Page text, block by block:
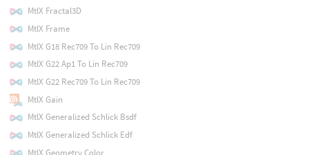
MtlX Fractal3D
MtlX Frame
MtlX G18 Rec709 To Lin Rec709
MtlX G22 Ap1 To Lin Rec709
MtlX G22 Rec709 To Lin Rec709
MtlX Gain
MtlX Generalized Schlick Bsdf
MtlX Generalized Schlick Edf
MtlX Geometry Color